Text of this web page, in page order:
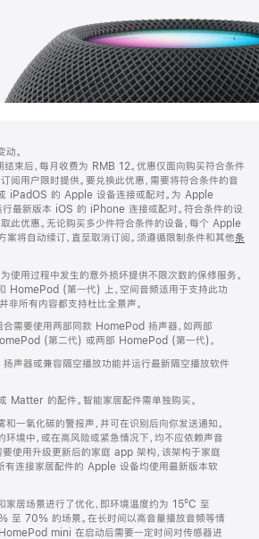
。
结束后，每月收费为 RMB 12。优惠仅面向购买符合条件
用户限时提供。要兑换此优惠，需要将符合条件的音
iPadOS 的 Apple 设备连接或配对。为 Apple
最新版本 iOS 的 iPhone 连接或配对。符合条件的设
此优惠。无论购买多少件符合条件的设备，每个 Apple
案将自动续订，直至取消订阅。须遵循限制条件和其他条
用过程中发生的意外损坏提供不限次数的保修服务。
(第一代) 上，空间音频适用于支持此功
非所有内容都支持杜比全景声。
需要使用两部同款 HomePod 扬声器，如两部
(第二代) 或两部 HomePod (第一代)。
声器或兼容隔空播放功能并运行最新隔空播放软件
Matter 的配件。智能家居配件需单独购买。
一氧化碳的警报声，并可在识别后向你发送通知。
境中，或在高风险或紧急情况下，均不应依赖声音
要使用升级更新后的家庭 app 架构，该架构于家庭
有连接家居配件的 Apple 设备均使用最新版本软
家居场景进行了优化，即环境温度约为 15ºC 至
至 70% 的场景。在长时间以高音量播放音频等情
HomePod mini 在启动后需要一定时间对传感器进